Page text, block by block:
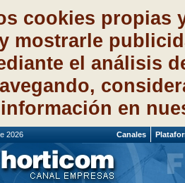
cookies propias
mostrarle
el análisis
en
de 2026 Canales